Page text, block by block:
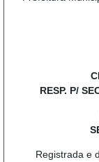
RESP. P/
Registrada e